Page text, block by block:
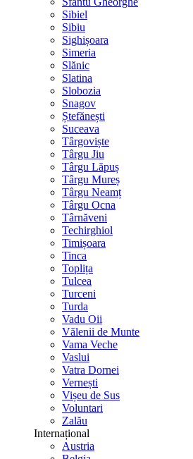
Sibiel
Sibiu
Sighișoara
Simeria
Slănic
Slatina
Slobozia
Snagov
Ștefănești
Suceava
Târgoviște
Târgu Jiu
Târgu Lăpuș
Târgu Mureș
Târgu Neamț
Târgu Ocna
Târnăveni
Techirghiol
Timișoara
Tinca
Toplița
Tulcea
Turceni
Turda
Vadu Oii
Vălenii de Munte
Vama Veche
Vaslui
Vatra Dornei
Vernești
Vișeu de Sus
Voluntari
Zalău
Internațional
Austria